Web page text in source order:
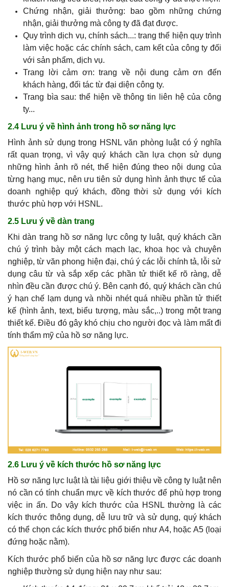
Chứng nhận, giải thưởng: bao gồm những chứng
nhận, giải thưởng mà công ty đã đạt được.
Quy trình dịch vụ, chính sách...: trang thể hiện quy trình
làm việc hoặc các chính sách, cam kết của công ty đối
với sản phẩm, dịch vụ.
Trang lời cảm ơn: trang về nội dung cảm ơn đến
khách hàng, đối tác từ đại diện công ty.
Trang bìa sau: thể hiện về thông tin liên hệ của công
ty...
2.4 Lưu ý về hình ảnh trong hồ sơ năng lực
Hình ảnh sử dụng trong HSNL văn phòng luật có ý nghĩa
rất quan trọng, vì vậy quý khách cần lựa chọn sử dụng
những hình ảnh rõ nét, thể hiện đúng theo nội dung của
từng hạng mục, nên ưu tiên sử dụng hình ảnh thực tế của
doanh nghiệp quý khách, đồng thời sử dụng với kích
thước phù hợp với HSNL.
2.5 Lưu ý về dàn trang
Khi dàn trang hồ sơ năng lực công ty luật, quý khách cần
chú ý trình bày một cách mạch lạc, khoa học và chuyên
nghiệp, từ văn phong hiện đại, chú ý các lỗi chính tả, lỗi sử
dụng câu từ và sắp xếp các phần tử thiết kế rõ ràng, dễ
nhìn đều cần được chú ý. Bên cạnh đó, quý khách cần chú
ý hạn chế lạm dụng và nhồi nhét quá nhiều phần tử thiết
kế (hình ảnh, text, biểu tượng, màu sắc,..) trong một trang
thiết kế. Điều đó gây khó chịu cho người đọc và làm mất đi
tính thẩm mỹ của hồ sơ năng lực.
2.6 Lưu ý về kích thước hồ sơ năng lực
Hồ sơ năng lực luật là tài liệu giới thiệu về công ty luật nên
nó cần có tính chuẩn mực về kích thước để phù hợp trong
việc in ấn. Do vậy kích thước của HSNL thường là các
kích thước thông dụng, dễ lưu trữ và sử dụng, quý khách
có thể chọn các kích thước phổ biến như A4, hoặc A5 (loại
đứng hoặc nằm).
Kích thước phổ biến của hồ sơ năng lực được các doanh
nghiệp thường sử dụng hiện nay như sau: